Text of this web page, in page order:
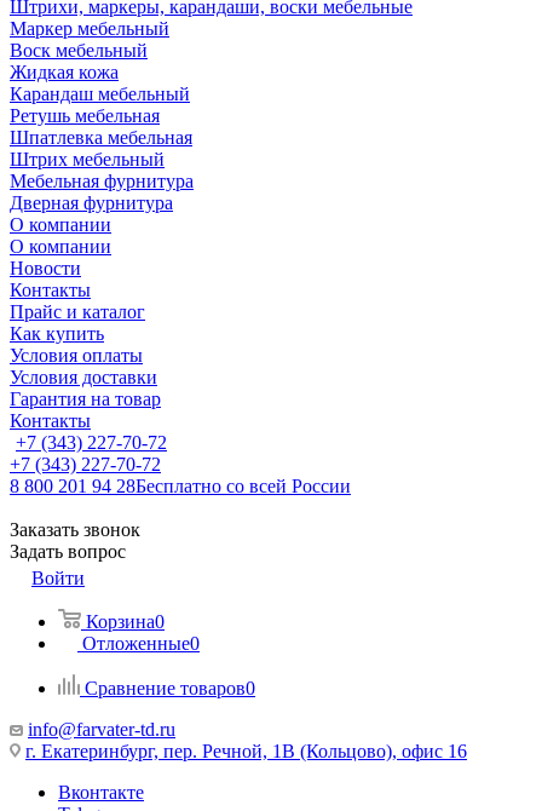
Штрихи, маркеры, карандаши, воски мебельные
Маркер мебельный
Воск мебельный
Жидкая кожа
Карандаш мебельный
Ретушь мебельная
Шпатлевка мебельная
Штрих мебельный
Мебельная фурнитура
Дверная фурнитура
О компании
О компании
Новости
Контакты
Прайс и каталог
Как купить
Условия оплаты
Условия доставки
Гарантия на товар
Контакты
+7 (343) 227-70-72
+7 (343) 227-70-72
8 800 201 94 28Бесплатно со всей России
Заказать звонок
Задать вопрос
Войти
Корзина0
Отложенные0
Сравнение товаров0
info@farvater-td.ru
г. Екатеринбург, пер. Речной, 1В (Кольцово), офис 16
Вконтакте